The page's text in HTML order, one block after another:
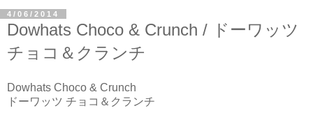
4/06/2014
Dowhats Choco & Crunch / ドーワッツ
チョコ＆クランチ
Dowhats Choco & Crunch
ドーワッツ チョコ＆クランチ